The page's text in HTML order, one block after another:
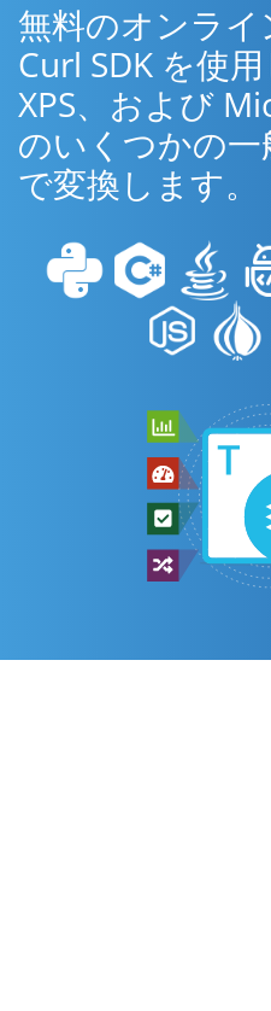
無料のオンラ
Curl SDK を使
XPS、および
のいくつかの
で変換します。